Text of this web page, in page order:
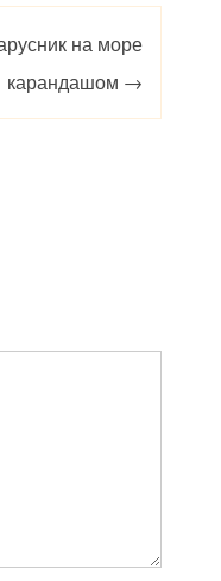
на море
карандашом →